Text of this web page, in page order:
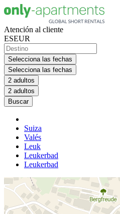
Atención al cliente
ESEUR
Selecciona las fechas
Selecciona las fechas
2 adultos
2 adultos
Buscar
Suiza
Valés
Leuk
Leukerbad
Leukerbad